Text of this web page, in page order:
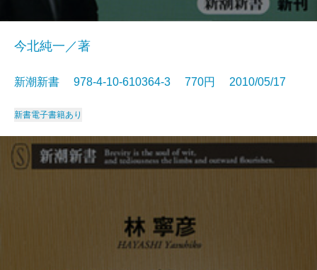
今北純一／著
新潮新書 978-4-10-610364-3 770円 2010/05/17
新書電子書籍あり